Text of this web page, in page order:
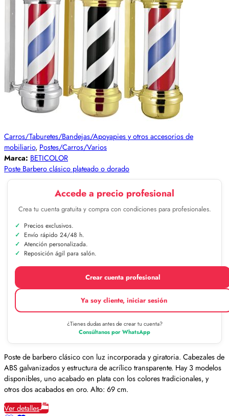
Carros/Taburetes/Bandejas/Apoyapies y otros accesorios de
mobiliario, Postes/Carros/Varios
Marca: BETICOLOR
Poste Barbero clásico plateado o dorado
Accede a precio profesional
Crea tu cuenta gratuita y compra con condiciones para profesionales.
Precios exclusivos.
Envío rápido 24/48 h.
Atención personalizada.
Reposición ágil para salón.
Crear cuenta profesional
Ya soy cliente, iniciar sesión
¿Tienes dudas antes de crear tu cuenta?
Consúltanos por WhatsApp
Poste de barbero clásico con luz incorporada y giratoria. Cabezales de
ABS galvanizados y estructura de acrílico transparente. Hay 3 modelos
disponibles, uno acabado en plata con los colores tradicionales, y
otros dos acabados en oro. Alto: 69 cm.
Ver detalles